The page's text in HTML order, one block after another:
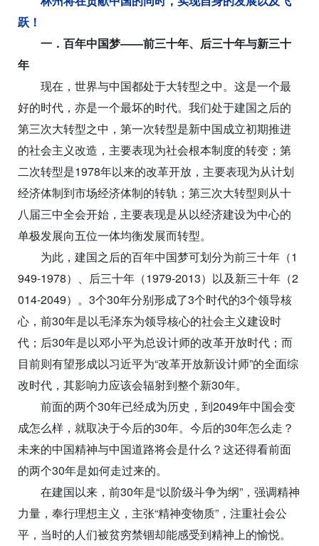
跃！
一．百年中国梦——前三十年、后三十年与新三十
年
现在，世界与中国都处于大转型之中。这是一个最
好的时代，亦是一个最坏的时代。我们处于建国之后的
第三次大转型之中，第一次转型是新中国成立初期推进
的社会主义改造，主要表现为社会根本制度的转变；第
二次转型是1978年以来的改革开放，主要表现为从计划
经济体制到市场经济体制的转轨；第三次大转型则从十
八届三中全会开始，主要表现是从以经济建设为中心的
单极发展向五位一体均衡发展而转型。
为此，建国之后的百年中国梦可划分为前三十年（1
949-1978）、后三十年（1979-2013）以及新三十年（2
014-2049）。3个30年分别形成了3个时代的3个领导核
心，前30年是以毛泽东为领导核心的社会主义建设时
代；后30年是以邓小平为总设计师的改革开放时代；而
目前则有望形成以习近平为“改革开放新设计师”的全面综
改时代，其影响力应该会辐射到整个新30年。
前面的两个30年已经成为历史，到2049年中国会变
成怎么样，就取决于今后的30年。今后的30年怎么走？
未来的中国精神与中国道路将会是什么？这还得看前面
的两个30年是如何走过来的。
在建国以来，前30年是“以阶级斗争为纲”，强调精神
力量，奉行理想主义，主张“精神变物质”，注重社会公
平，当时的人们被贫穷禁锢却能感受到精神上的愉悦。